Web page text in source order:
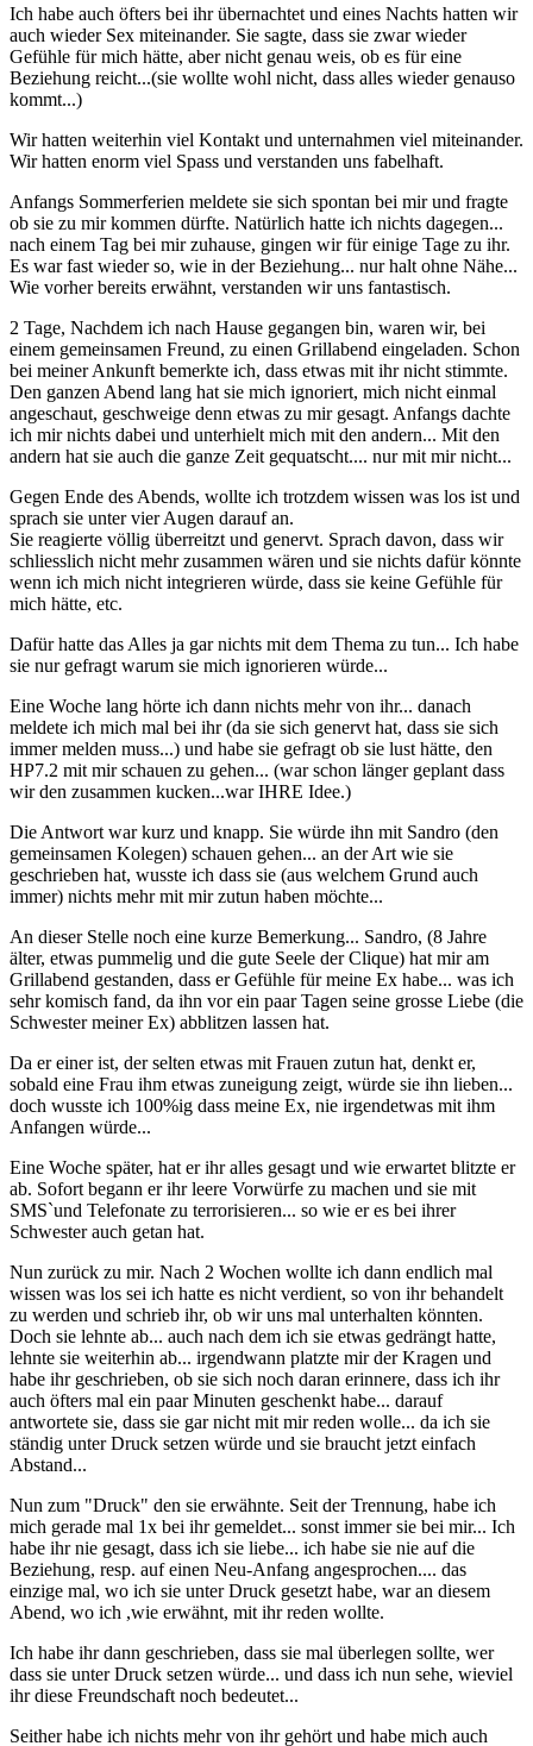
Ich habe auch öfters bei ihr übernachtet und eines Nachts hatten wir
auch wieder Sex miteinander. Sie sagte, dass sie zwar wieder
Gefühle für mich hätte, aber nicht genau weis, ob es für eine
Beziehung reicht...(sie wollte wohl nicht, dass alles wieder genauso
kommt...)
Wir hatten weiterhin viel Kontakt und unternahmen viel miteinander.
Wir hatten enorm viel Spass und verstanden uns fabelhaft.
Anfangs Sommerferien meldete sie sich spontan bei mir und fragte
ob sie zu mir kommen dürfte. Natürlich hatte ich nichts dagegen...
nach einem Tag bei mir zuhause, gingen wir für einige Tage zu ihr.
Es war fast wieder so, wie in der Beziehung... nur halt ohne Nähe...
Wie vorher bereits erwähnt, verstanden wir uns fantastisch.
2 Tage, Nachdem ich nach Hause gegangen bin, waren wir, bei
einem gemeinsamen Freund, zu einen Grillabend eingeladen. Schon
bei meiner Ankunft bemerkte ich, dass etwas mit ihr nicht stimmte.
Den ganzen Abend lang hat sie mich ignoriert, mich nicht einmal
angeschaut, geschweige denn etwas zu mir gesagt. Anfangs dachte
ich mir nichts dabei und unterhielt mich mit den andern... Mit den
andern hat sie auch die ganze Zeit gequatscht.... nur mit mir nicht...
Gegen Ende des Abends, wollte ich trotzdem wissen was los ist und
sprach sie unter vier Augen darauf an.
Sie reagierte völlig überreitzt und genervt. Sprach davon, dass wir
schliesslich nicht mehr zusammen wären und sie nichts dafür könnte
wenn ich mich nicht integrieren würde, dass sie keine Gefühle für
mich hätte, etc.
Dafür hatte das Alles ja gar nichts mit dem Thema zu tun... Ich habe
sie nur gefragt warum sie mich ignorieren würde...
Eine Woche lang hörte ich dann nichts mehr von ihr... danach
meldete ich mich mal bei ihr (da sie sich genervt hat, dass sie sich
immer melden muss...) und habe sie gefragt ob sie lust hätte, den
HP7.2 mit mir schauen zu gehen... (war schon länger geplant dass
wir den zusammen kucken...war IHRE Idee.)
Die Antwort war kurz und knapp. Sie würde ihn mit Sandro (den
gemeinsamen Kolegen) schauen gehen... an der Art wie sie
geschrieben hat, wusste ich dass sie (aus welchem Grund auch
immer) nichts mehr mit mir zutun haben möchte...
An dieser Stelle noch eine kurze Bemerkung... Sandro, (8 Jahre
älter, etwas pummelig und die gute Seele der Clique) hat mir am
Grillabend gestanden, dass er Gefühle für meine Ex habe... was ich
sehr komisch fand, da ihn vor ein paar Tagen seine grosse Liebe (die
Schwester meiner Ex) abblitzen lassen hat.
Da er einer ist, der selten etwas mit Frauen zutun hat, denkt er,
sobald eine Frau ihm etwas zuneigung zeigt, würde sie ihn lieben...
doch wusste ich 100%ig dass meine Ex, nie irgendetwas mit ihm
Anfangen würde...
Eine Woche später, hat er ihr alles gesagt und wie erwartet blitzte er
ab. Sofort begann er ihr leere Vorwürfe zu machen und sie mit
SMS`und Telefonate zu terrorisieren... so wie er es bei ihrer
Schwester auch getan hat.
Nun zurück zu mir. Nach 2 Wochen wollte ich dann endlich mal
wissen was los sei ich hatte es nicht verdient, so von ihr behandelt
zu werden und schrieb ihr, ob wir uns mal unterhalten könnten.
Doch sie lehnte ab... auch nach dem ich sie etwas gedrängt hatte,
lehnte sie weiterhin ab... irgendwann platzte mir der Kragen und
habe ihr geschrieben, ob sie sich noch daran erinnere, dass ich ihr
auch öfters mal ein paar Minuten geschenkt habe... darauf
antwortete sie, dass sie gar nicht mit mir reden wolle... da ich sie
ständig unter Druck setzen würde und sie braucht jetzt einfach
Abstand...
Nun zum "Druck" den sie erwähnte. Seit der Trennung, habe ich
mich gerade mal 1x bei ihr gemeldet... sonst immer sie bei mir... Ich
habe ihr nie gesagt, dass ich sie liebe... ich habe sie nie auf die
Beziehung, resp. auf einen Neu-Anfang angesprochen.... das
einzige mal, wo ich sie unter Druck gesetzt habe, war an diesem
Abend, wo ich ,wie erwähnt, mit ihr reden wollte.
Ich habe ihr dann geschrieben, dass sie mal überlegen sollte, wer
dass sie unter Druck setzen würde... und dass ich nun sehe, wieviel
ihr diese Freundschaft noch bedeutet...
Seither habe ich nichts mehr von ihr gehört und habe mich auch